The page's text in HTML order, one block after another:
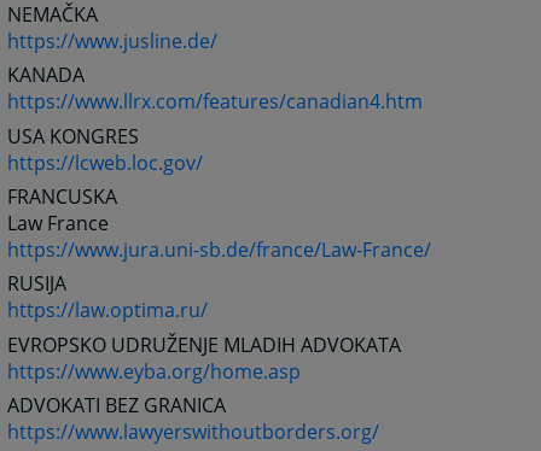
NEMAČKA
https://www.jusline.de/
KANADA
https://www.llrx.com/features/canadian4.htm
USA KONGRES
https://lcweb.loc.gov/
FRANCUSKA
Law France
https://www.jura.uni-sb.de/france/Law-France/
RUSIJA
https://law.optima.ru/
EVROPSKO UDRUŽENJE MLADIH ADVOKATA
https://www.eyba.org/home.asp
ADVOKATI BEZ GRANICA
https://www.lawyerswithoutborders.org/